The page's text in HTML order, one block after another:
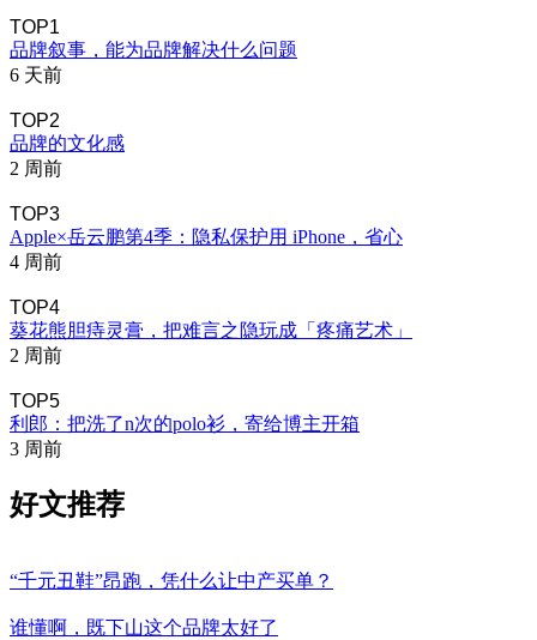
TOP1
品牌叙事，能为品牌解决什么问题
6 天前
TOP2
品牌的文化感
2 周前
TOP3
Apple×岳云鹏第4季：隐私保护用 iPhone，省心
4 周前
TOP4
葵花熊胆痔灵膏，把难言之隐玩成「疼痛艺术」
2 周前
TOP5
利郎：把洗了n次的polo衫，寄给博主开箱
3 周前
好文推荐
“千元丑鞋”昂跑，凭什么让中产买单？
谁懂啊，既下山这个品牌太好了